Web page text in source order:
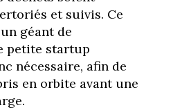
et suivis. Ce
géant de
petite startup
nécessaire, afin de
en orbite avant une